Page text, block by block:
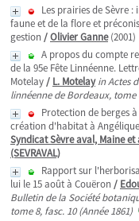
Les prairies de Sèvre :
faune et de la flore et
gestion /Olivier Ganne(2001)
A propos du compte
de la 95e Fête Linnéenne.
Motelay/ L. Motelay in Actes
linnéenne de Bordeaux, tome
Protection de berges
création d'habitat à
Syndicat Sèvre aval, Maine
(SEVRAVAL)
Rapport sur
lui le 15 août à Couëron /
Bulletin de la Société
tome 8, fasc. 10 (Année 1861)